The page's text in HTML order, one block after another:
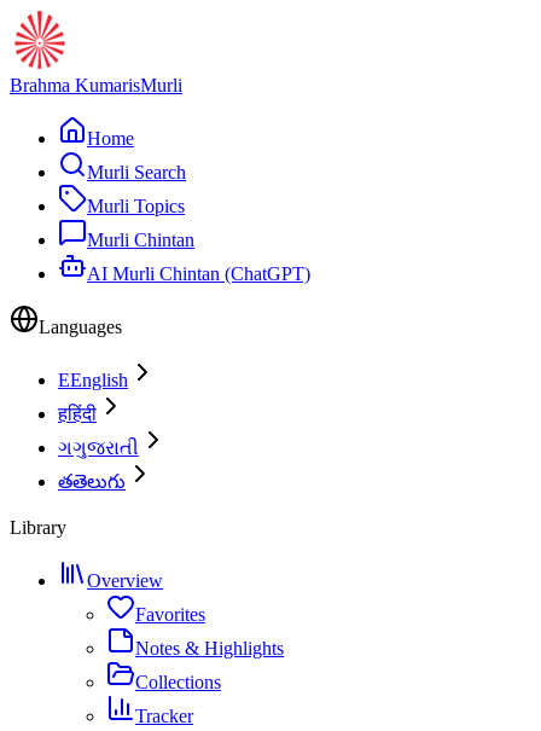
Brahma KumarisMurli
Home
Murli Search
Murli Topics
Murli Chintan
AI Murli Chintan (ChatGPT)
Languages
EEnglish
हहिंदी
ગગુજરાતી
తతెలుగు
Library
Overview
Favorites
Notes & Highlights
Collections
Tracker